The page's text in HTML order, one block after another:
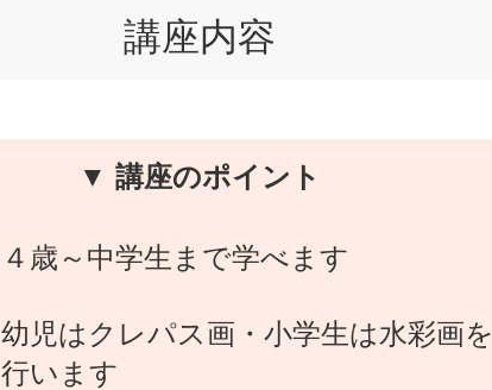
講座内容
▼ 講座のポイント
４歳～中学生まで学べます
幼児はクレパス画・小学生は水彩画を
行います